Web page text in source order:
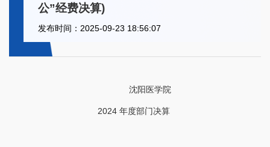
公”经费决算)
发布时间：2025-09-23 18:56:07
沈阳医学院
2024 年度部门决算